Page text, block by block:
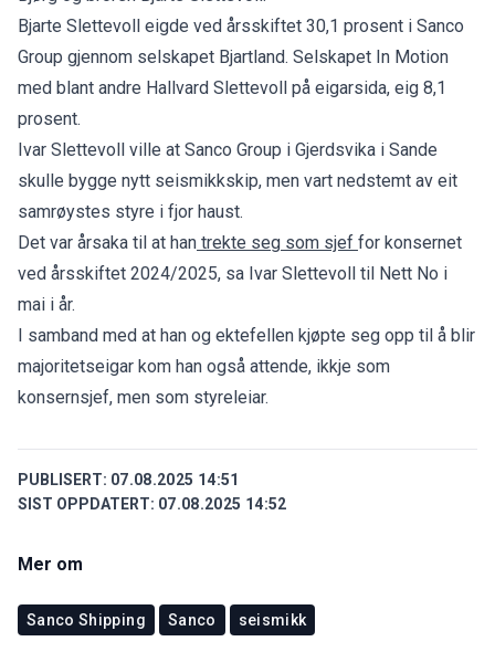
Bjarte Slettevoll eigde ved årsskiftet 30,1 prosent i Sanco
Group gjennom selskapet Bjartland. Selskapet In Motion
med blant andre Hallvard Slettevoll på eigarsida, eig 8,1
prosent.
Ivar Slettevoll ville at Sanco Group i Gjerdsvika i Sande
skulle bygge nytt seismikkskip, men vart nedstemt av eit
samrøystes styre i fjor haust.
Det var årsaka til at han trekte seg som sjef for konsernet
ved årsskiftet 2024/2025, sa Ivar Slettevoll til Nett No i
mai i år.
I samband med at han og ektefellen kjøpte seg opp til å blir
majoritetseigar kom han også attende, ikkje som
konsernsjef, men som styreleiar.
PUBLISERT: 07.08.2025 14:51
SIST OPPDATERT: 07.08.2025 14:52
Mer om
Sanco Shipping Sanco seismikk